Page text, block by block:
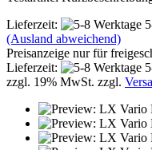
Lieferzeit:
(Ausland abweichend)
Preisanzeige nur für
Lieferzeit:
zzgl. 19% MwSt. zzgl.